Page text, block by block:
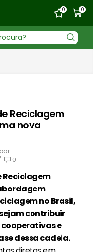
0 0
Entrada
de
Reciclagem
nova
0
Reciclagem
no Brasil,
contribuir
e
dessa cadeia.